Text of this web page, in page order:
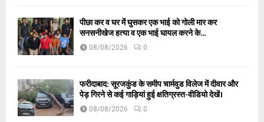
पीछा कर व घर में घुसकर एक भाई को गोली मार कर
सनसनीखेज हत्या व एक भाई घायल करने के...
08/08/2026 0
फरीदाबाद: सूरजकुंड के समीप चार्मवुड विलेज में दीवार और
पेड़ गिरने से कई गाड़ियां हुई क्षतिग्रस्त-वीडियो देखें।
08/08/2026 0